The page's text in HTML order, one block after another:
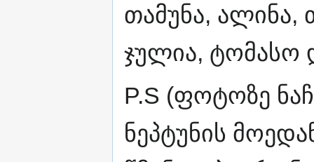
თამუნა, ალინა,
ჯულია, ტომასო
P.S (ფოტოზე
ნეპტუნის